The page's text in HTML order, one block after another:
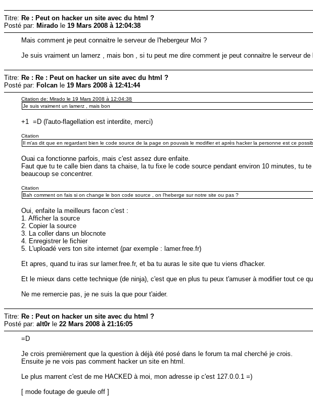
Titre: Re : Peut on hacker un site avec du html ?
Posté par: Mirado le 19 Mars 2008 à 12:04:38
Mais comment je peut connaitre le serveur de l'hebergeur Moi ?
Je suis vraiment un lamerz , mais bon , si tu peut me dire comment je peut connaitre le serveur
Titre: Re : Re : Peut on hacker un site avec du html ?
Posté par: Folcan le 19 Mars 2008 à 12:41:44
Citation de: Mirado le 19 Mars 2008 à 12:04:38
Je suis vraiment un lamerz , mais bon
+1 =D (l'auto-flagellation est interdite, merci)
Citation
Il m'as dit que en regardant bien le code source de la page on pouvais le modifier et après hacker la personne est ce
Ouai ca fonctionne parfois, mais c'est assez dure enfaite.
Faut que tu te calle bien dans ta chaise, la tu fixe le code source pendant environ 10 minutes, tu
beaucoup se concentrer.
Citation
Bah comment on fais si on change le bon code source , on l'heberge sur notre site ou pas ?
Oui, enfaite la meilleurs facon c'est :
1. Afficher la source
2. Copier la source
3. La coller dans un blocnote
4. Enregistrer le fichier
5. L'uploadé vers ton site internet (par exemple : lamer.free.fr)
Et apres, quand tu iras sur lamer.free.fr, et ba tu auras le site que tu viens d'hacker.
Et le mieux dans cette technique (de ninja), c'est que en plus tu peux t'amuser à modifier tout ce
Ne me remercie pas, je ne suis la que pour t'aider.
Titre: Re : Peut on hacker un site avec du html ?
Posté par: alt0r le 22 Mars 2008 à 21:16:05
=D
Je crois premièrement que la question à déjà été posé dans le forum ta mal cherché je crois.
Ensuite je ne vois pas comment hacker un site en html.
Le plus marrent c'est de me HACKED à moi, mon adresse ip c'est 127.0.0.1 =)
[ mode foutage de gueule off ]